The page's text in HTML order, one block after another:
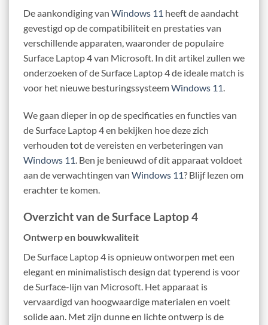
De aankondiging van Windows 11 heeft de aandacht
gevestigd op de compatibiliteit en prestaties van
verschillende apparaten, waaronder de populaire
Surface Laptop 4 van Microsoft. In dit artikel zullen we
onderzoeken of de Surface Laptop 4 de ideale match is
voor het nieuwe besturingssysteemWindows 11.
We gaan dieper in op de specificaties en functies van
de Surface Laptop 4 en bekijken hoe deze zich
verhouden tot de vereisten en verbeteringen van
Windows 11. Ben je benieuwd of dit apparaat voldoet
aan de verwachtingen van Windows 11? Blijf lezen om
erachter te komen.
Overzicht van de Surface Laptop 4
Ontwerp en bouwkwaliteit
De Surface Laptop 4 is opnieuw ontworpen met een
elegant en minimalistisch design dat typerend is voor
de Surface-lijn van Microsoft. Het apparaat is
vervaardigd van hoogwaardige materialen en voelt
solide aan. Met zijn dunne en lichte ontwerp is de